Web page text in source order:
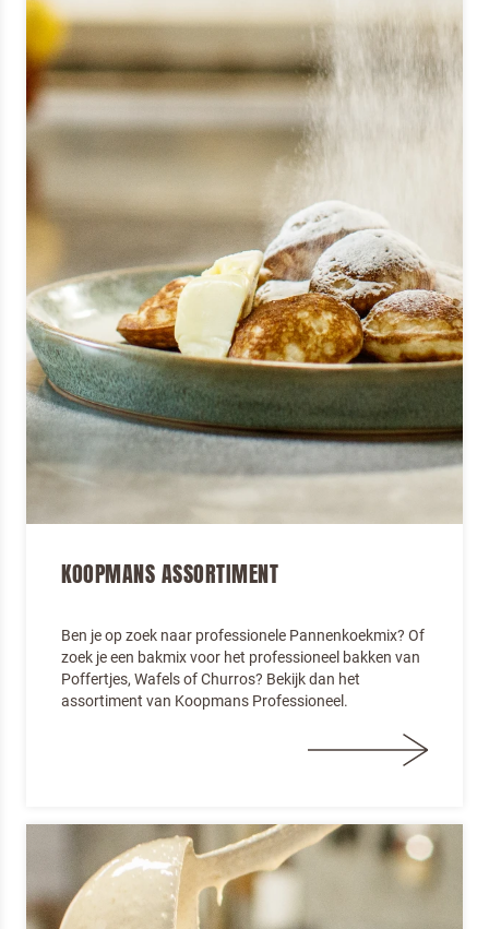
KOOPMANS ASSORTIMENT
Ben je op zoek naar professionele Pannenkoekmix? Of
zoek je een bakmix voor het professioneel bakken van
Poffertjes, Wafels of Churros? Bekijk dan het
assortiment van Koopmans Professioneel.